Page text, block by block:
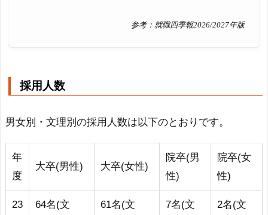
参考：就職四季報2026/2027年版
採用人数
男女別・文理別の採用人数は以下のとおりです。
年
度
大卒(男性) 大卒(女性)
院卒(男
性)
院卒(女
性)
23
64名(文
61名(文
7名(文
2名(文